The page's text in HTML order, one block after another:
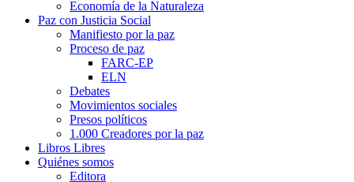
Economía de la Naturaleza
Paz con Justicia Social
Manifiesto por la paz
Proceso de paz
FARC-EP
ELN
Debates
Movimientos sociales
Presos políticos
1.000 Creadores por la paz
Libros Libres
Quiénes somos
Editora